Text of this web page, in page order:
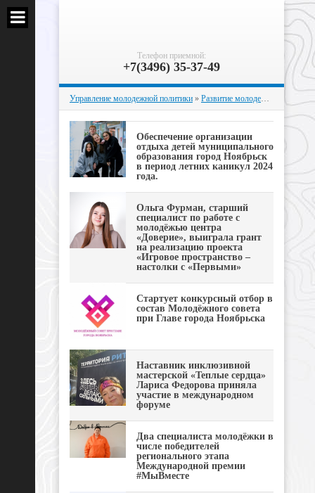
Телефон приемной:
+7(3496) 35-37-49
Управление молодежной политики » Развитие молодежных инициатив
Обеспечение организации
отдыха детей муниципального
образования город Ноябрьск
в период летних каникул 2024
года.
Ольга Фурман, старший
специалист по работе с
молодёжью центра
«Доверие», выиграла грант
на реализацию проекта
«Игровое пространство –
настолки с «Первыми»
Стартует конкурсный отбор в
состав Молодёжного совета
при Главе города Ноябрьска
Наставник инклюзивной
мастерской «Теплые сердца»
Лариса Федорова приняла
участие в международном
форуме
Два специалиста молодёжки в
числе победителей
регионального этапа
Международной премии
#МыВместе